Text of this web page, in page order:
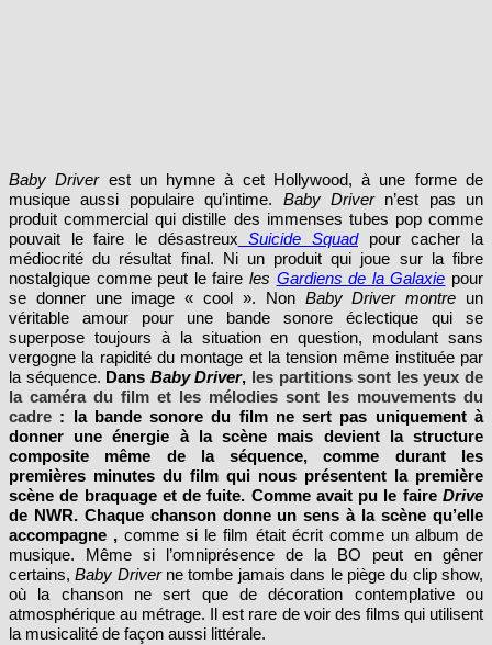
Baby Driverest un hymne à cet Hollywood, à une forme de
musique aussi populaire qu’intime. Baby Drivern’est pas un
produit commercial qui distille des immenses tubes pop comme
pouvait le faire le désastreux Suicide Squadpour cacher la
médiocrité du résultat final. Ni un produit qui joue sur la fibre
nostalgique comme peut le faire les Gardiens de la Galaxie pour
se donner une image « cool ». Non Baby Driver montre un
véritable amour pour une bande sonore éclectique qui se
superpose toujours à la situation en question, modulant sans
vergogne la rapidité du montage et la tension même instituée par
la séquence. Dans Baby Driver, les partitions sont les yeux de
la caméra du film et les mélodies sont les mouvements du
cadre : la bande sonore du film ne sert pas uniquement à
donner une énergie à la scène mais devient la structure
composite même de la séquence, comme durant les
premières minutes du film qui nous présentent la première
scène de braquage et de fuite. Comme avait pu le faire Drive
de NWR. Chaque chanson donne un sens à la scène qu’elle
accompagne , comme si le film était écrit comme un album de
musique. Même si l’omniprésence de la BO peut en gêner
certains,Baby Driverne tombe jamais dans le piège du clip show,
où la chanson ne sert que de décoration contemplative ou
atmosphérique au métrage. Il est rare de voir des films qui utilisent
la musicalité de façon aussi littérale.